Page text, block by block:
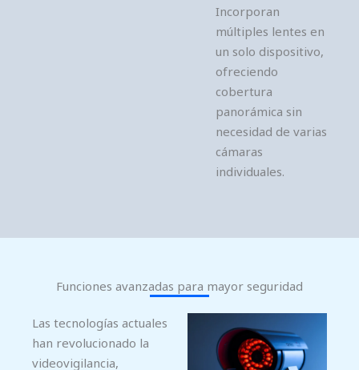
Incorporan
múltiples lentes en
un solo dispositivo,
ofreciendo
cobertura
panorámica sin
necesidad de varias
cámaras
individuales.
Funciones avanzadas para mayor seguridad
Las tecnologías actuales
han revolucionado la
videovigilancia,